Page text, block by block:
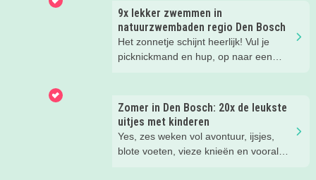
gezin past.
ze zo leuk vinden aan het NMM. ‘De
mega coole vliegtuigen overal’, ‘de
stormbaan buiten’, ‘de Xplore’ en het
'zelf in een mini-jeep rijden’. Voor ons
dus alle reden om nog een keer te
9x lekker zwemmen in
natuurzwembaden regio Den Bosch
Het zonnetje schijnt heerlijk! Vul je
picknickmand en hup, op naar een
het hele gezin. In het water, op het
strand, in de speeltuin of in het gras!
Tijd om lekker aftekoelen in het
zwemwater.
Zomer in Den Bosch: 20x de leukste
uitjes met kinderen
Yes, zes weken vol avontuur, ijsjes,
blote voeten, vieze knieën en vooral